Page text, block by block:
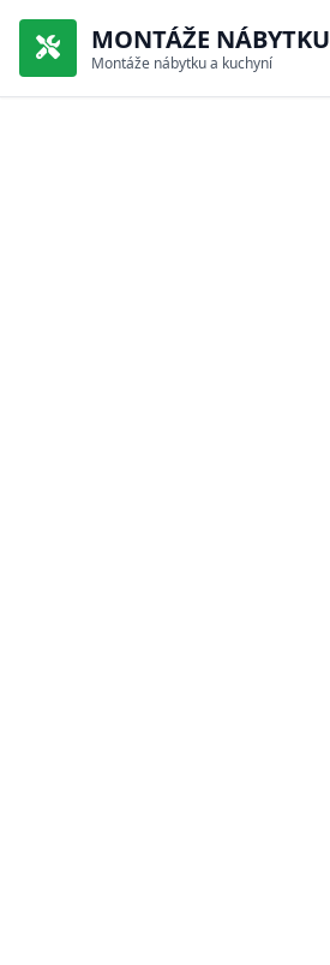
MONTÁŽE NÁBYTKU
Montáže nábytku a kuchyní